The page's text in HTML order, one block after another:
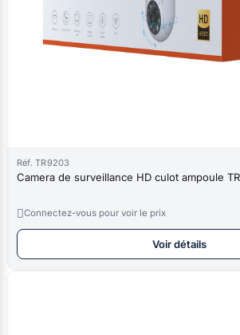
Réf. TR9203
Camera de surveillance HD culot ampoule
Connectez-vous pour voir le prix
Voir détails